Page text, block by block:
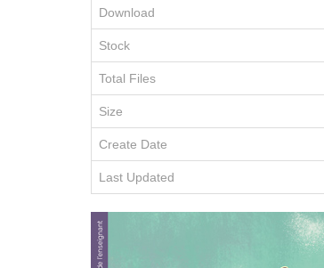
Download
Stock
Total Files
Size
Create Date
Last Updated